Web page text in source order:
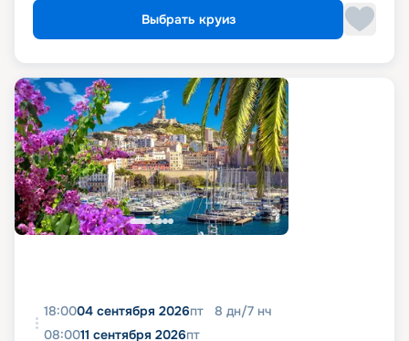
Выбрать круиз
18:0004 сентября 2026пт 8 дн/7 нч
08:0011 сентября 2026пт